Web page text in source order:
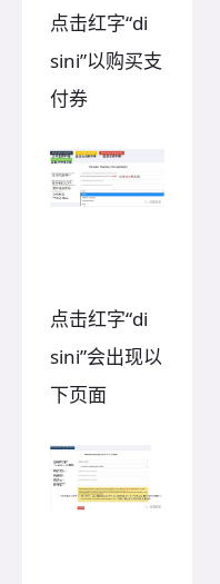
点击红字“di
sini”以购买支
付券
点击红字“di
sini”会出现以
下页面